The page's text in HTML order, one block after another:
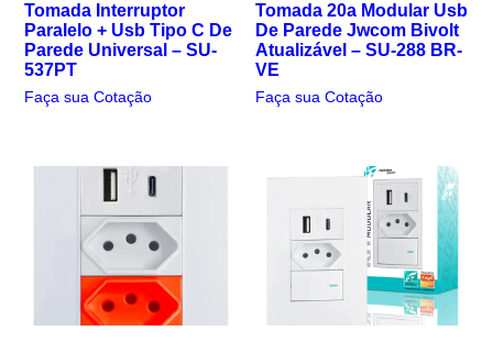
Tomada Interruptor
Paralelo + Usb Tipo C De
Parede Universal – SU-
537PT
Faça sua Cotação
Tomada 20a Modular Usb
De Parede Jwcom Bivolt
Atualizável – SU-288 BR-
VE
Faça sua Cotação